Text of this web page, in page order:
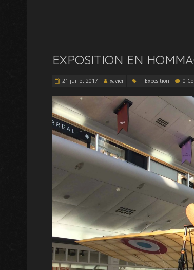
EXPOSITION EN
21 juillet 2017 xavier Exposition 0